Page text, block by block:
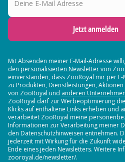
Jetzt anmelden
Mit Absenden meiner E-Mail-Adresse
den personalisierten Newslettervon
einverstanden, dass ZooRoyal mir per
zu Produkten, Dienstleistungen,
von ZooRoyal und anderen
ZooRoyal darf zur Werbeoptimierung
Klicks auf enthaltene Links erheben und
verarbeitet ZooRoyal meine
Informationen zur Verarbeitung meiner
den Datenschutzhinweisen entnehmen.
jederzeit mit Wirkung für die Zukunft
Ende eines jeden Newsletters. Weitere
zooroyal.de/newsletter/.